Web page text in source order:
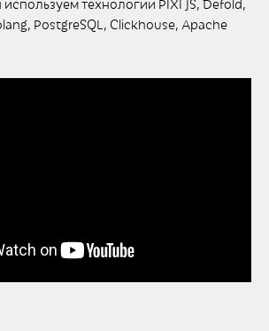
технологии PIXI JS, Defold,
PostgreSQL, Clickhouse, Apache